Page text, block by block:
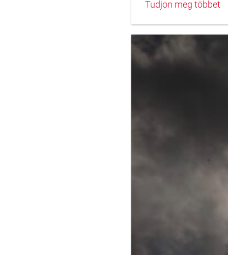
Tudjon meg többet